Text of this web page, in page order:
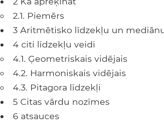
2.1. Piemērs
3 Aritmētisko līdzekļu un
4 citi līdzekļu veidi
4.1. Ģeometriskais vidējais
4.2. Harmoniskais vidējais
4.3. Pitagora līdzekļi
5 Citas vārdu nozīmes
6 atsauces